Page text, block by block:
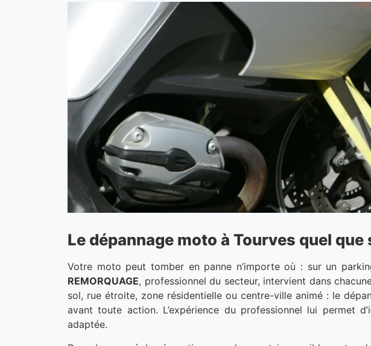
Le dépannage moto à Tourves quel que
Votre moto peut tomber en panne n’importe où : sur un
REMORQUAGE, professionnel du secteur, intervient dans
sol, rue étroite, zone résidentielle ou centre-ville animé : le
avant toute action. L’expérience du professionnel lui permet
adaptée.